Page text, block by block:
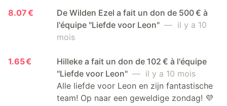
8.07 €
De Wilden Ezel a fait un don de 500 € à
l'équipe "Liefde voor Leon" — il y a 10
mois
1.65 €
Hilleke a fait un don de 102 € à l'équipe
"Liefde voor Leon" — il y a 10 mois
Alle liefde voor Leon en zijn fantastische
team! Op naar een geweldige zondag! 💜